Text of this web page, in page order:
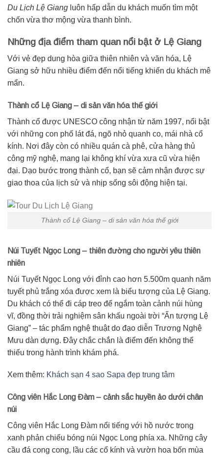
Du Lịch Lệ Giang luôn hấp dẫn du khách muốn tìm một
chốn vừa thơ mộng vừa thanh bình.
Những địa điểm tham quan nổi bật ở Lệ Giang
Với vẻ đẹp dung hòa giữa thiên nhiên và văn hóa, Lệ
Giang sở hữu nhiều điểm đến nổi tiếng khiến du khách mê
mẩn.
Thành cổ Lệ Giang – di sản văn hóa thế giới
Thành cổ được UNESCO công nhận từ năm 1997, nổi bật
với những con phố lát đá, ngõ nhỏ quanh co, mái nhà cổ
kính. Nơi đây còn có nhiều quán cà phê, cửa hàng thủ
công mỹ nghệ, mang lại không khí vừa xưa cũ vừa hiện
đại. Dạo bước trong thành cổ, bạn sẽ cảm nhận được sự
giao thoa của lịch sử và nhịp sống sôi động hiện tại.
Thành cổ Lệ Giang – di sản văn hóa thế giới
Núi Tuyết Ngọc Long – thiên đường cho người yêu thiên
nhiên
Núi Tuyết Ngọc Long với đỉnh cao hơn 5.500m quanh năm
tuyết phủ trắng xóa được xem là biểu tượng của Lệ Giang.
Du khách có thể đi cáp treo để ngắm toàn cảnh núi hùng
vĩ, đồng thời trải nghiệm sân khấu ngoài trời “Ấn tượng Lệ
Giang” – tác phẩm nghệ thuật do đạo diễn Trương Nghệ
Mưu dàn dựng. Đây chắc chắn là điểm đến không thể
thiếu trong hành trình khám phá.
Xem thêm: Khách sạn 4 sao Sapa đẹp trung tâm
Công viên Hắc Long Đàm – cảnh sắc huyền ảo dưới chân
núi
Công viên Hắc Long Đàm nổi tiếng với hồ nước trong
xanh phản chiếu bóng núi Ngọc Long phía xa. Những cây
cầu đá cong cong, lầu các cổ kính và vườn hoa bốn mùa